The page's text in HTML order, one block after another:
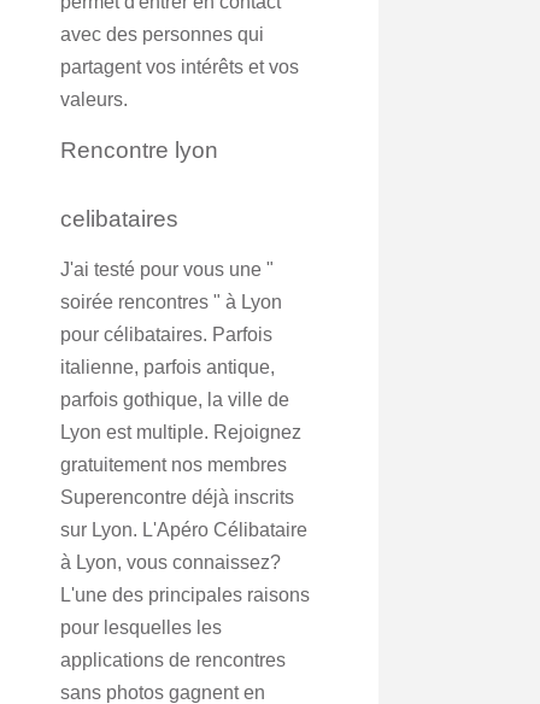
avec des personnes qui
partagent vos intérêts et vos
valeurs.
Rencontre lyon
celibataires
J'ai testé pour vous une "
soirée rencontres " à Lyon
pour célibataires. Parfois
italienne, parfois antique,
parfois gothique, la ville de
Lyon est multiple. Rejoignez
gratuitement nos membres
Superencontre déjà inscrits
sur Lyon. L'Apéro Célibataire
à Lyon, vous connaissez?
L'une des principales raisons
pour lesquelles les
applications de rencontres
sans photos gagnent en